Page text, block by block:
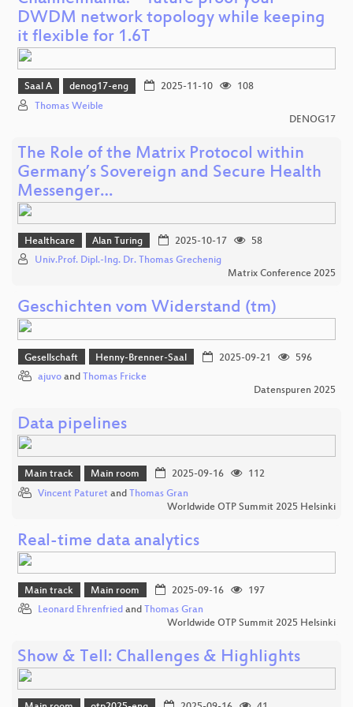
DWDM network topology while keeping
it flexible for 1.6T
Saal A denog17-eng 2025-11-10
108
Thomas Weible
DENOG17
The Role of the Matrix Protocol within
Germany’s Sovereign and Secure Health
Messenger…
Healthcare Alan Turing 2025-10-17
58
Univ.Prof. Dipl.-Ing. Dr. Thomas Grechenig
Matrix Conference 2025
Geschichten vom Widerstand (tm)
Gesellschaft Henny-Brenner-Saal 2025-09-21
596
ajuvo and Thomas Fricke
Datenspuren 2025
Data pipelines
Main track Main room 2025-09-16
112
Vincent Paturet and Thomas Gran
Worldwide OTP Summit 2025 Helsinki
Real-time data analytics
Main track Main room 2025-09-16
197
Leonard Ehrenfried and Thomas Gran
Worldwide OTP Summit 2025 Helsinki
Show & Tell: Challenges & Highlights